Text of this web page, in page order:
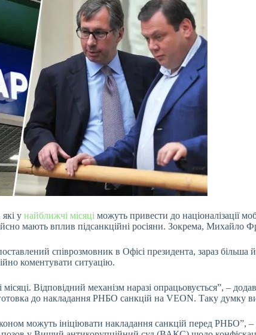
у найближчі місяці можуть привести до націоналізації
мають вплив підсанкційні росіяни. Зокрема, Михайло
співрозмовник в Офісі президента, зараз більша
коментувати ситуацію.
Відповідний механізм наразі опрацьовується”, –
до накладання РНБО санкцій на VEON. Таку думку
можуть ініціювати накладання санкцій перед РНБО”, –